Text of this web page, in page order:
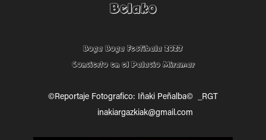
Belako
Boga Boga Festibala 2023
Concierto en el Palacio Miramar
©Reportaje Fotografico: Iñaki Peñalba© _RGT
inakiargazkiak@gmail.com